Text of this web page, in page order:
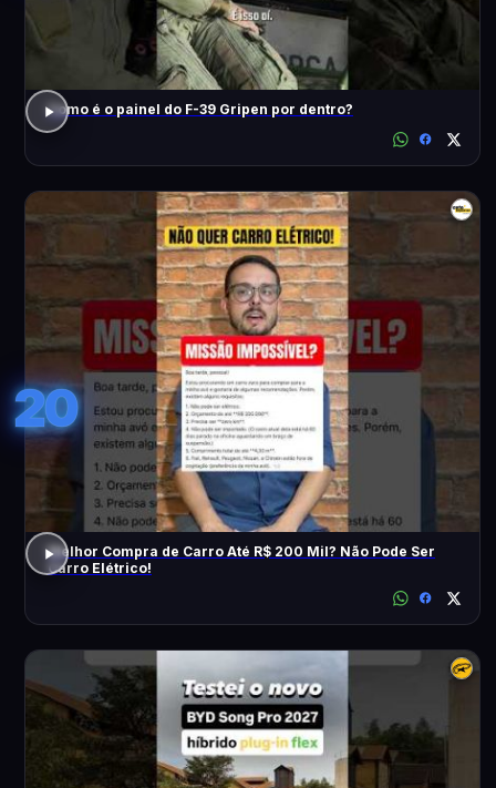
Como é o painel do F-39 Gripen por dentro?
20
Melhor Compra de Carro Até R$ 200 Mil? Não Pode Ser
Carro Elétrico!